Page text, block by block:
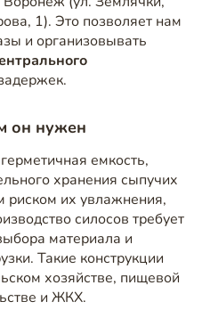
1). Это позволяет нам
и организовывать
он нужен
емкость,
хранения сыпучих
их увлажнения,
силосов требует
материала и
Такие конструкции
хозяйстве, пищевой
и ЖКХ.